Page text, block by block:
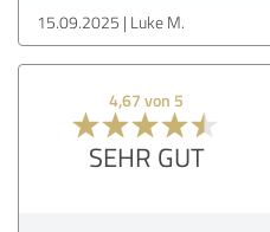
15.09.2025 Luke M.
4,67 von 5
SEHR GUT